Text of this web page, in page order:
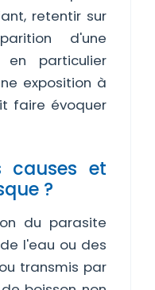
retentir sur
d'une
en particulier
exposition à
faire évoquer
causes et
?
du parasite
l'eau ou des
transmis par